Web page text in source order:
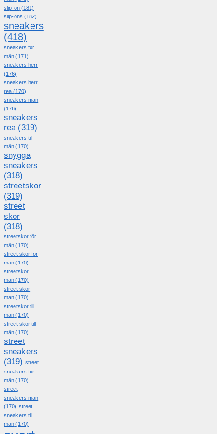
slip-on(181)
slip-ons (182)
sneakers
(418)
sneakers för
män (171)
sneakers herr
(176)
sneakers herr
rea (170)
sneakers män
(176)
sneakers
rea (319)
sneakers till
män (170)
snygga
sneakers
(318)
streetskor
(319)
street
skor
(318)
streetskor för
män (170)
street skor för
män (170)
streetskor
man (170)
street skor
man (170)
streetskor till
män (170)
street skor till
män (170)
street
sneakers
(319) street
sneakers för
män (170)
street
sneakers man
(170) street
sneakers till
män (170)